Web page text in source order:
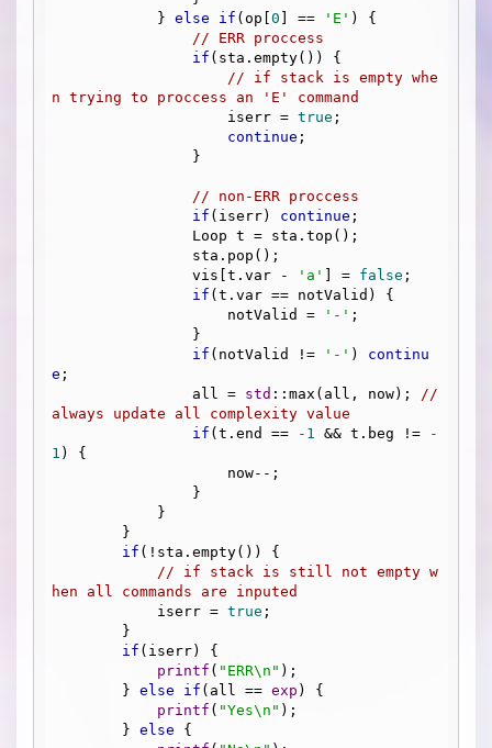
            }
else if (op[ 0 ] == 'E' ) {
// ERR proccess
if (sta.empty()) {
// if stack is empty whe
n trying to proccess an 'E' command
                    iserr =
true ;
continue ;
// non-ERR proccess
if (iserr) continue ;
                vis[t.var -
'a' ] = false ;
if (t.var == notValid) {
                    notValid =
'-' ;
if (notValid != '-' ) continu
e ;
                all =
std ::max(all, now); //
always update all complexity value
if (t.end == -1 && t.beg !=
-
1 ) {
if (!sta.empty()) {
// if stack is still not empty w
hen all commands are inputed
            iserr =
true ;
if (iserr) {
printf ( "ERR\n" );
        }
else if (all == exp ) {
printf ( "Yes\n" );
        }
else {